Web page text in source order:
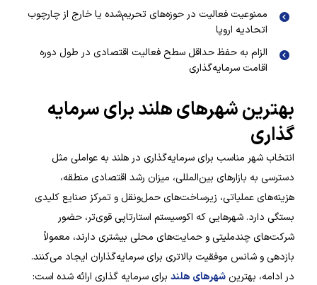
ممنوعیت فعالیت در حوزه‌های تحریم‌شده یا خارج از چارچوب
اتحادیه اروپا
الزام به حفظ حداقل سطح فعالیت اقتصادی در طول دوره
اقامت سرمایه‌گذاری
بهترین شهرهای هلند برای سرمایه
گذاری
انتخاب شهر مناسب برای سرمایه‌گذاری در هلند به عواملی مثل
دسترسی به بازارهای بین‌المللی، میزان رشد اقتصادی منطقه،
هزینه‌های عملیاتی، زیرساخت‌های حمل‌ونقل و تمرکز صنایع کلیدی
بستگی دارد. شهرهایی که اکوسیستم استارتاپی قوی‌تر، حضور
شرکت‌های چندملیتی و حمایت‌های محلی بیشتری دارند، معمولاً
بازدهی و شانس موفقیت بالاتری برای سرمایه‌گذاران ایجاد می‌کنند.
در ادامه، بهترینشهرهای هلند برای سرمایه گذاری ارائه شده است: